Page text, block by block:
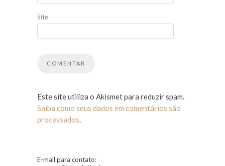
Site
Este site utiliza o Akismet para reduzir spam.
Saiba como seus dados em comentários são
processados.
E-mail para contato: